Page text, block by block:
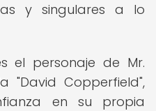
y singulares a lo
el personaje de Mr.
"David Copperfield",
en su propia